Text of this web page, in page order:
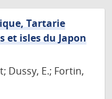
Tartarie
et isles du Japon
Dussy, E.; Fortin,